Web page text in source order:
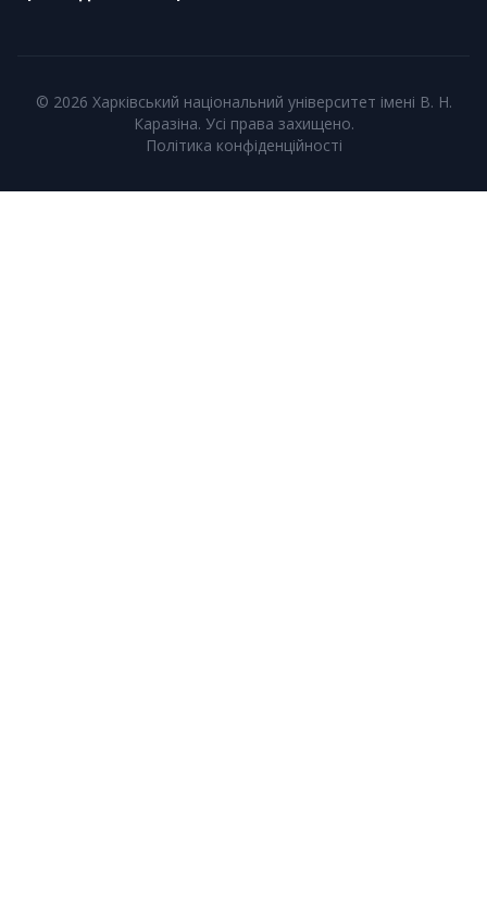
© 2026 Харківський національний університет імені В. Н.
Каразіна. Усі права захищено.
Політика конфіденційності